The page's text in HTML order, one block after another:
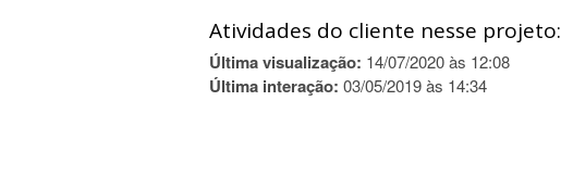
Atividades do cliente nesse projeto:
Última visualização: 14/07/2020 às 12:08
Última interação: 03/05/2019 às 14:34